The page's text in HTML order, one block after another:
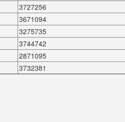
3727256
3671094
3275735
3744742
2871095
3732381